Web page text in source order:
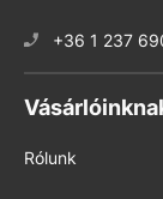
+36 1 237
Rólunk